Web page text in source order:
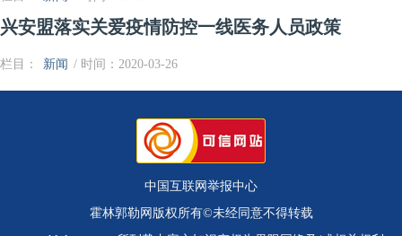
兴安盟落实关爱疫情防控一线医务人员政策
栏目： 新闻 / 时间：2020-03-26
中国互联网举报中心
霍林郭勒网版权所有©未经同意不得转载